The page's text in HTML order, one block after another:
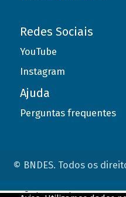
Redes Sociais
YouTube
Instagram
Ajuda
Perguntas frequentes
© BNDES. Todos os